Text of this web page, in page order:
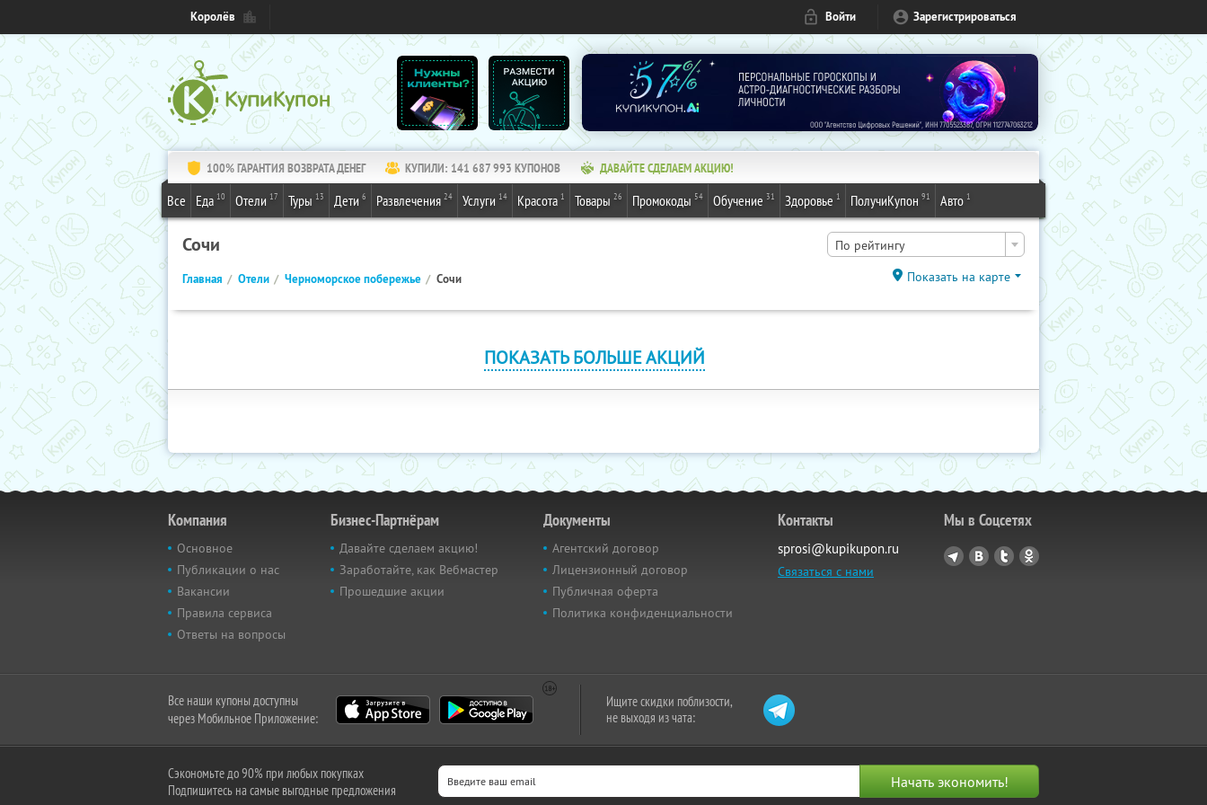
Королёв Войти Зарегистрироваться
100% ГАРАНТИЯ ВОЗВРАТА ДЕНЕГ КУПИЛИ: 141 687 993 КУПОНОВ ДАВАЙТЕ СДЕЛАЕМ АКЦИЮ!
Все Еда 10 Отели 17 Туры 13 Дети 6 Развлечения 24 Услуги 14 Красота 1 Товары 26 Промокоды 54 Обучение 31 Здоровье 1 ПолучиКупон 91 Авто 1
Сочи По рейтингу
Главная Отели Черноморское побережье Сочи Показать на карте
ПОКАЗАТЬ БОЛЬШЕ АКЦИЙ
Компания
Основное
Публикации о нас
Вакансии
Правила сервиса
Ответы на вопросы
Бизнес-Партнёрам
Давайте сделаем акцию!
Заработайте, как Вебмастер
Прошедшие акции
Документы
Агентский договор
Лицензионный договор
Публичная оферта
Политика конфиденциальности
Контакты
sprosi@kupikupon.ru
Связаться с нами
Мы в Соцсетях
Все наши купоны доступны
через Мобильное Приложение:
Ищите скидки поблизости,
не выходя из чата:
Сэкономьте до 90% при любых покупках
Подпишитесь на самые выгодные предложения